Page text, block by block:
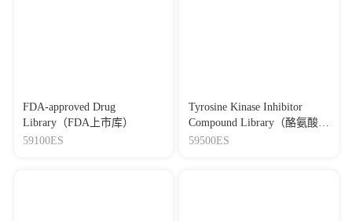
FDA-approved Drug
Library（FDA上市库）
59100ES
Tyrosine Kinase Inhibitor
Compound Library（酪氨酸激
酶抑制剂化合物库）
59500ES